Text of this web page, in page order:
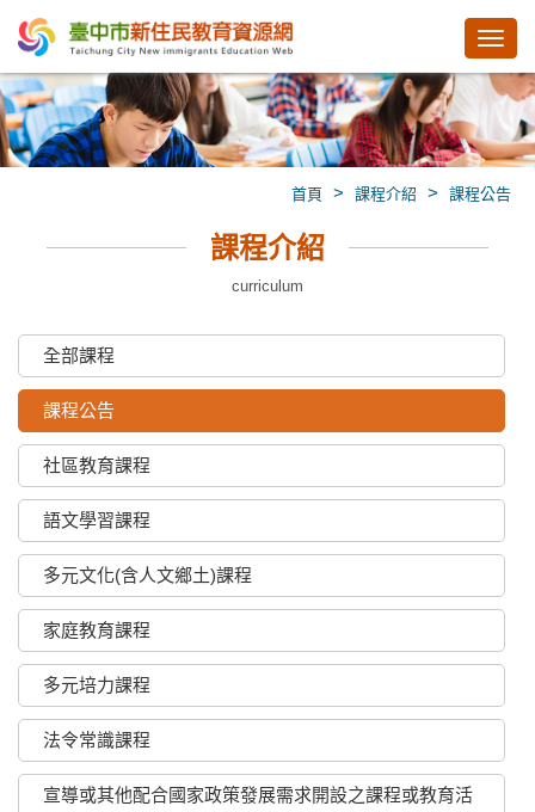
首頁 > 課程介紹 > 課程公告
課程介紹
curriculum
全部課程
課程公告
社區教育課程
語文學習課程
多元文化(含人文鄉土)課程
家庭教育課程
多元培力課程
法令常識課程
宣導或其他配合國家政策發展需求開設之課程或教育活